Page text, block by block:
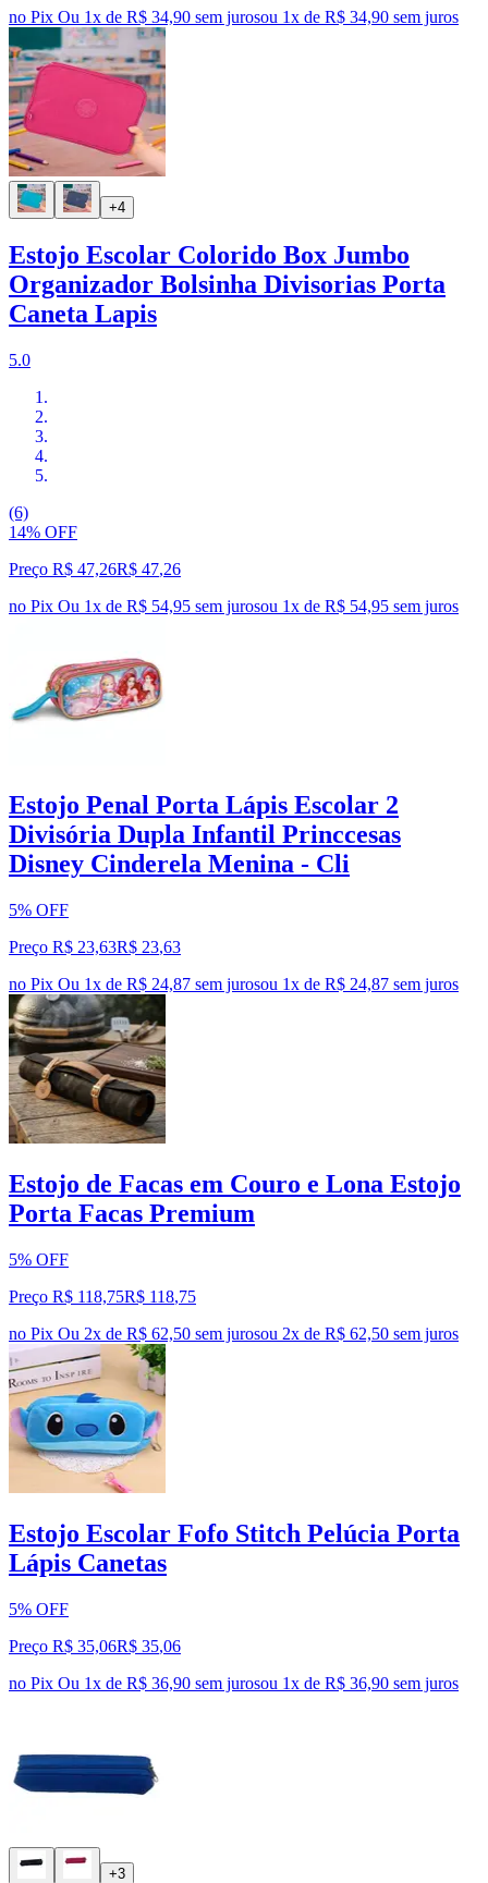
no Pix Ou 1x de R$ 34,90 sem jurosou 1x de R$ 34,90 sem juros
+4
Estojo Escolar Colorido Box Jumbo
Organizador Bolsinha Divisorias Porta
Caneta Lapis
5.0
(6)
14% OFF
Preço R$ 47,26R$ 47,26
no Pix Ou 1x de R$ 54,95 sem jurosou 1x de R$ 54,95 sem juros
Estojo Penal Porta Lápis Escolar 2
Divisória Dupla Infantil Princcesas
Disney Cinderela Menina - Cli
5% OFF
Preço R$ 23,63R$ 23,63
no Pix Ou 1x de R$ 24,87 sem jurosou 1x de R$ 24,87 sem juros
Estojo de Facas em Couro e Lona Estojo
Porta Facas Premium
5% OFF
Preço R$ 118,75R$ 118,75
no Pix Ou 2x de R$ 62,50 sem jurosou 2x de R$ 62,50 sem juros
Estojo Escolar Fofo Stitch Pelúcia Porta
Lápis Canetas
5% OFF
Preço R$ 35,06R$ 35,06
no Pix Ou 1x de R$ 36,90 sem jurosou 1x de R$ 36,90 sem juros
+3